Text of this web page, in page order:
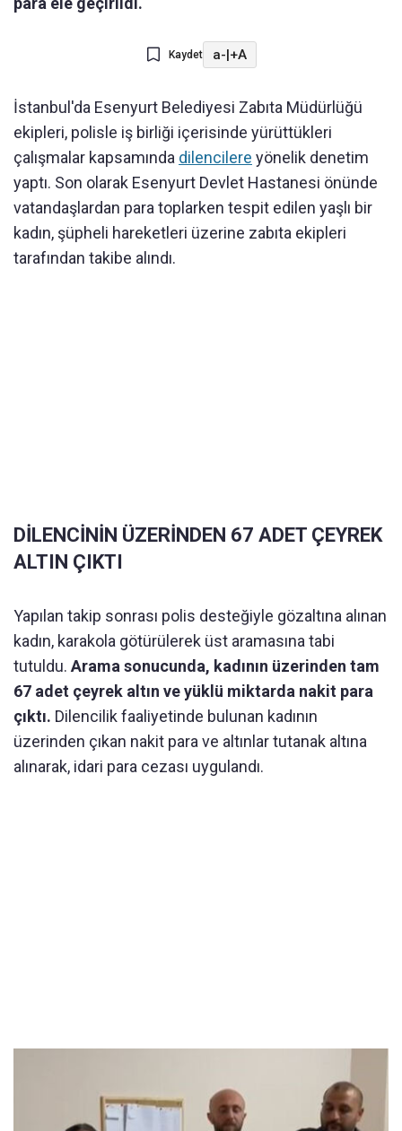
Kaydet a-|+A
İstanbul'da Esenyurt Belediyesi Zabıta Müdürlüğü
ekipleri, polisle iş birliği içerisinde yürüttükleri
çalışmalar kapsamında dilencilere yönelik denetim
yaptı. Son olarak Esenyurt Devlet Hastanesi önünde
vatandaşlardan para toplarken tespit edilen yaşlı bir
kadın, şüpheli hareketleri üzerine zabıta ekipleri
tarafından takibe alındı.
DİLENCİNİN ÜZERİNDEN 67 ADET ÇEYREK
ALTIN ÇIKTI
Yapılan takip sonrası polis desteğiyle gözaltına alınan
kadın, karakola götürülerek üst aramasına tabi
tutuldu. Arama sonucunda, kadının üzerinden tam
67 adet çeyrek altın ve yüklü miktarda nakit para
çıktı. Dilencilik faaliyetinde bulunan kadının
üzerinden çıkan nakit para ve altınlar tutanak altına
alınarak, idari para cezası uygulandı.